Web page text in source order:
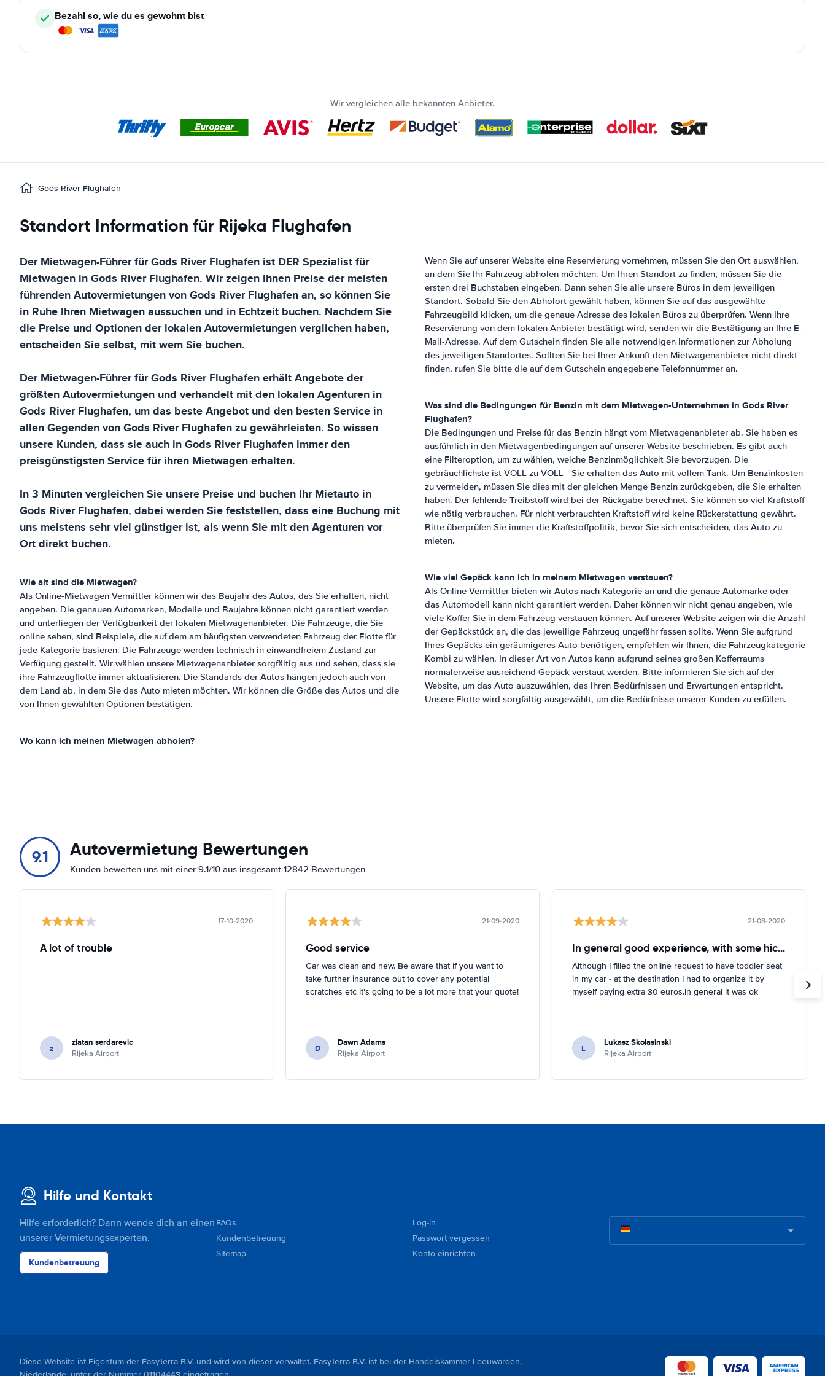
Bezahl so, wie du es gewohnt bist
Wir vergleichen alle bekannten Anbieter.
Gods River Flughafen
Standort Information für Rijeka Flughafen
Der Mietwagen-Führer fürGods River Flughafen ist DER Spezialist für
Mietwagen inGods River Flughafen. Wir zeigen Ihnen Preise der meisten
führenden Autovermietungen vonGods River Flughafenan, so können Sie
in Ruhe Ihren Mietwagen aussuchen und in Echtzeit buchen. Nachdem Sie
die Preise und Optionen der lokalen Autovermietungen verglichen haben,
entscheiden Sie selbst, mit wem Sie buchen.
Der Mietwagen-Führer fürGods River Flughafenerhält Angebote der
größten Autovermietungen und verhandelt mit den lokalen Agenturen in
Gods River Flughafen, um das beste Angebot und den besten Service in
allen Gegenden vonGods River Flughafenzu gewährleisten. So wissen
unsere Kunden, dass sie auch inGods River Flughafen immer den
preisgünstigsten Service für ihren Mietwagen erhalten.
In 3 Minuten vergleichen Sie unsere Preise und buchen Ihr Mietauto in
Gods River Flughafen, dabei werden Sie feststellen, dass eine Buchung mit
uns meistens sehr viel günstiger ist, als wenn Sie mit den Agenturen vor
Ort direkt buchen.
Wie alt sind die Mietwagen?
Als Online-Mietwagen Vermittler können wir das Baujahr des Autos, das Sie erhalten, nicht
angeben. Die genauen Automarken, Modelle und Baujahre können nicht garantiert werden
und unterliegen der Verfügbarkeit der lokalen Mietwagenanbieter. Die Fahrzeuge, die Sie
online sehen, sind Beispiele, die auf dem am häufigsten verwendeten Fahrzeug der Flotte für
jede Kategorie basieren. Die Fahrzeuge werden technisch in einwandfreiem Zustand zur
Verfügung gestellt. Wir wählen unsere Mietwagenanbieter sorgfältig aus und sehen, dass sie
ihre Fahrzeugflotte immer aktualisieren. Die Standards der Autos hängen jedoch auch von
dem Land ab, in dem Sie das Auto mieten möchten. Wir können die Größe des Autos und die
von Ihnen gewählten Optionen bestätigen.
Wo kann ich meinen Mietwagen abholen?
Wenn Sie auf unserer Website eine Reservierung vornehmen, müssen Sie den Ort auswählen,
an dem Sie Ihr Fahrzeug abholen möchten. Um Ihren Standort zu finden, müssen Sie die
ersten drei Buchstaben eingeben. Dann sehen Sie alle unsere Büros in dem jeweiligen
Standort. Sobald Sie den Abholort gewählt haben, können Sie auf das ausgewählte
Fahrzeugbild klicken, um die genaue Adresse des lokalen Büros zu überprüfen. Wenn Ihre
Reservierung von dem lokalen Anbieter bestätigt wird, senden wir die Bestätigung an Ihre E-
Mail-Adresse. Auf dem Gutschein finden Sie alle notwendigen Informationen zur Abholung
des jeweiligen Standortes. Sollten Sie bei Ihrer Ankunft den Mietwagenanbieter nicht direkt
finden, rufen Sie bitte die auf dem Gutschein angegebene Telefonnummer an.
Was sind die Bedingungen für Benzin mit dem Mietwagen-Unternehmen in Gods River
Flughafen?
Die Bedingungen und Preise für das Benzin hängt vom Mietwagenanbieter ab. Sie haben es
ausführlich in den Mietwagenbedingungen auf unserer Website beschrieben. Es gibt auch
eine Filteroption, um zu wählen, welche Benzinmöglichkeit Sie bevorzugen. Die
gebräuchlichste ist VOLL zu VOLL - Sie erhalten das Auto mit vollem Tank. Um Benzinkosten
zu vermeiden, müssen Sie dies mit der gleichen Menge Benzin zurückgeben, die Sie erhalten
haben. Der fehlende Treibstoff wird bei der Rückgabe berechnet. Sie können so viel Kraftstoff
wie nötig verbrauchen. Für nicht verbrauchten Kraftstoff wird keine Rückerstattung gewährt.
Bitte überprüfen Sie immer die Kraftstoffpolitik, bevor Sie sich entscheiden, das Auto zu
mieten.
Wie viel Gepäck kann ich in meinem Mietwagen verstauen?
Als Online-Vermittler bieten wir Autos nach Kategorie an und die genaue Automarke oder
das Automodell kann nicht garantiert werden. Daher können wir nicht genau angeben, wie
viele Koffer Sie in dem Fahrzeug verstauen können. Auf unserer Website zeigen wir die Anzahl
der Gepäckstück an, die das jeweilige Fahrzeug ungefähr fassen sollte. Wenn Sie aufgrund
Ihres Gepäcks ein geräumigeres Auto benötigen, empfehlen wir Ihnen, die Fahrzeugkategorie
Kombi zu wählen. In dieser Art von Autos kann aufgrund seines großen Kofferraums
normalerweise ausreichend Gepäck verstaut werden. Bitte informieren Sie sich auf der
Website, um das Auto auszuwählen, das Ihren Bedürfnissen und Erwartungen entspricht.
Unsere Flotte wird sorgfältig ausgewählt, um die Bedürfnisse unserer Kunden zu erfüllen.
9.1 Autovermietung Bewertungen
Kunden bewerten uns mit einer 9.1/10 aus insgesamt 12842 Bewertungen
17-10-2020
A lot of trouble
z zlatan serdarevic
Rijeka Airport
21-09-2020
Good service
Car was clean and new. Be aware that if you want to
take further insurance out to cover any potential
scratches etc it's going to be a lot more that your quote!
D Dawn Adams
Rijeka Airport
21-08-2020
In general good experience, with some hickups
Although I filled the online request to have toddler seat
in my car - at the destination I had to organize it by
myself paying extra 30 euros.In general it was ok
L Lukasz Skolasinski
Rijeka Airport
Hilfe und Kontakt
Hilfe erforderlich? Dann wende dich an einen
unserer Vermietungsexperten.
Kundenbetreuung
FAQs
Kundenbetreuung
Sitemap
Log-in
Passwort vergessen
Konto einrichten
Diese Website ist Eigentum der EasyTerra B.V. und wird von dieser verwaltet. EasyTerra B.V. ist bei der Handelskammer Leeuwarden,